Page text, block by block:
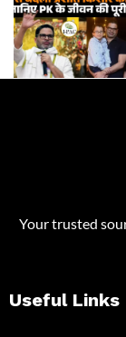
Your trusted
Useful Links